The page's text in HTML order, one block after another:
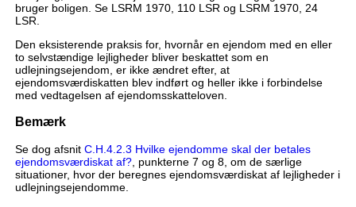
bruger boligen. Se LSRM 1970, 110 LSR og LSRM 1970, 24
LSR.
Den eksisterende praksis for, hvornår en ejendom med en eller
to selvstændige lejligheder bliver beskattet som en
udlejningsejendom, er ikke ændret efter, at
ejendomsværdiskatten blev indført og heller ikke i forbindelse
med vedtagelsen af ejendomsskatteloven.
Bemærk
Se dog afsnit C.H.4.2.3 Hvilke ejendomme skal der betales
ejendomsværdiskat af?, punkterne 7 og 8, om de særlige
situationer, hvor der beregnes ejendomsværdiskat af lejligheder i
udlejningsejendomme.